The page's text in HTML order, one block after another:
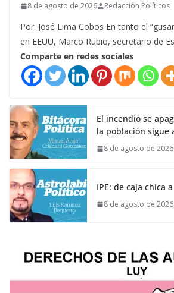
8 de agosto de 2026 Redacción Políticos
Por: José Lima Cobos En tanto el
en EEUU, Marco Rubio, secretario de
Comparte en redes sociales
El incendio se
la población sigue
8 de agosto de 2026
IPE: de caja chica
8 de agosto de 2026